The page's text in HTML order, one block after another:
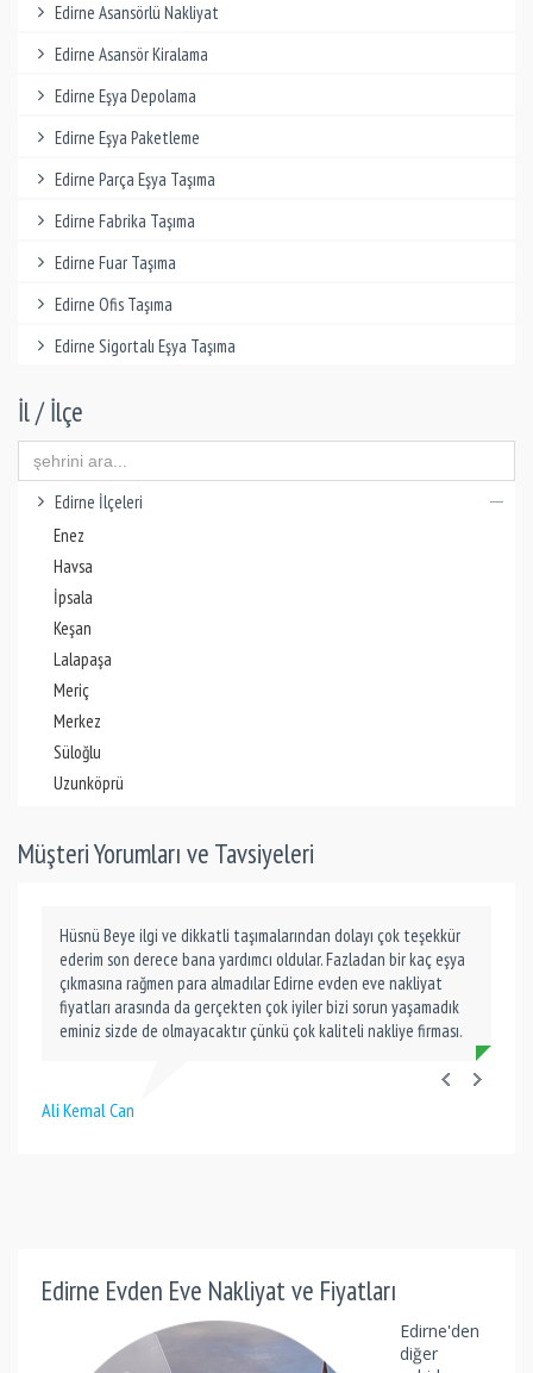
Edirne Asansörlü Nakliyat
Edirne Asansör Kiralama
Edirne Eşya Depolama
Edirne Eşya Paketleme
Edirne Parça Eşya Taşıma
Edirne Fabrika Taşıma
Edirne Fuar Taşıma
Edirne Ofis Taşıma
Edirne Sigortalı Eşya Taşıma
İl / İlçe
Edirne İlçeleri
Enez
Havsa
İpsala
Keşan
Lalapaşa
Meriç
Merkez
Süloğlu
Uzunköprü
Müşteri Yorumları ve Tavsiyeleri
Hüsnü Beye ilgi ve dikkatli taşımalarından dolayı çok teşekkür
ederim son derece bana yardımcı oldular. Fazladan bir kaç eşya
çıkmasına rağmen para almadılar Edirne evden eve nakliyat
fiyatları arasında da gerçekten çok iyiler bizi sorun yaşamadık
eminiz sizde de olmayacaktır çünkü çok kaliteli nakliye firması.
Ali Kemal Can
Edirne Evden Eve Nakliyat ve Fiyatları
Edirne'den
diğer